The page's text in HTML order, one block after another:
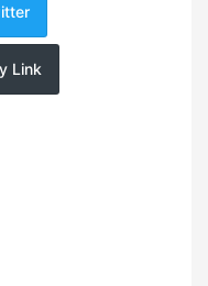
Link